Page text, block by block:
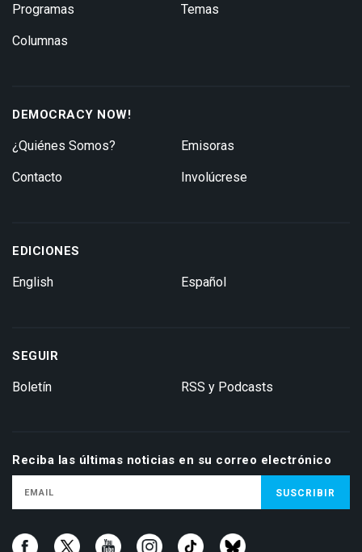
Programas
Columnas
Temas
DEMOCRACY NOW!
¿Quiénes Somos?
Contacto
Emisoras
Involúcrese
EDICIONES
English Español
SEGUIR
Boletín RSS y Podcasts
Reciba las últimas noticias en su correo electrónico